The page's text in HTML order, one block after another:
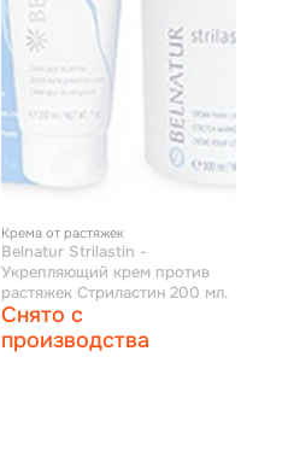
Крема от растяжек
Belnatur Strilastin -
Укрепляющий крем против
растяжек Стриластин 200 мл.
Снято с
производства